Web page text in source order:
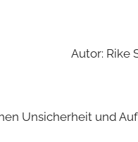
Autor: Rike
Unsicherheit und